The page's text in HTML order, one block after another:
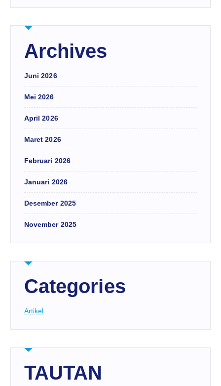
Archives
Juni 2026
Mei 2026
April 2026
Maret 2026
Februari 2026
Januari 2026
Desember 2025
November 2025
Categories
Artikel
TAUTAN